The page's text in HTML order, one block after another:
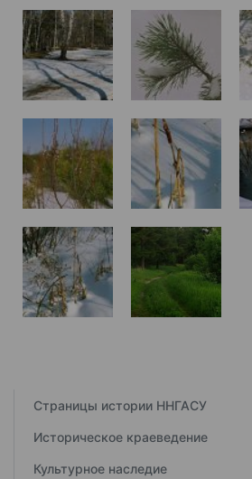
Страницы истории ННГАСУ
Историческое краеведение
Культурное наследие